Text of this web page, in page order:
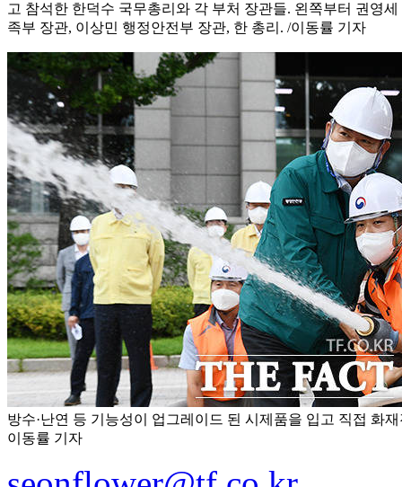
고 참석한 한덕수 국무총리와 각 부처 장관들. 왼쪽부터 권영
족부 장관, 이상민 행정안전부 장관, 한 총리. /이동률 기자
방수·난연 등 기능성이 업그레이드 된 시제품을 입고 직접 화
이동률 기자